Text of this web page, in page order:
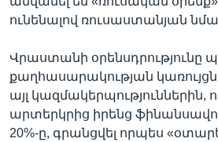
ունենալով ռուսաստանյան
Վրաստանի օրենսդրությունը
քաղհասարակության
այլ կազմակերպություններին,
արտերկրից իրենց
20%-ը, գրանցվել որպես